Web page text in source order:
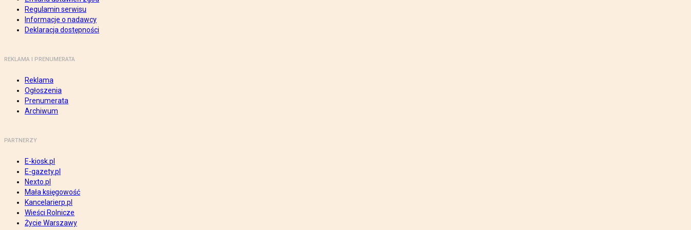
Regulamin serwisu
Informacje o nadawcy
Deklaracja dostępności
REKLAMA I PRENUMERATA
Reklama
Ogłoszenia
Prenumerata
Archiwum
PARTNERZY
E-kiosk.pl
E-gazety.pl
Nexto.pl
Mała księgowość
Kancelarierp.pl
Wieści Rolnicze
Życie Warszawy